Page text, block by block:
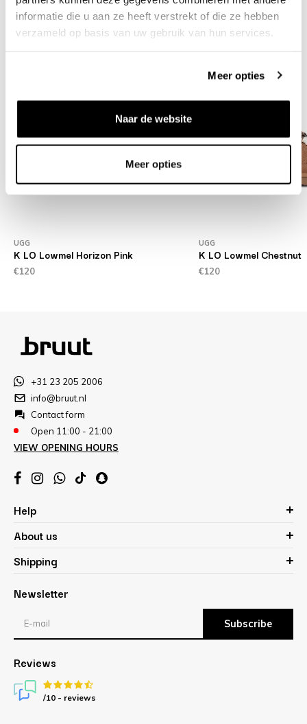
informatie die u aan ze heeft verstrekt of die ze hebben
verzameld op basis van uw gebruik van hun services.
Meer opties
Naar de website
Meer opties
Related products
UGG
K LO Lowmel Horizon Pink
€120
UGG
K LO Lowmel Chestnut
€120
+31 23 205 2006
info@bruut.nl
Contact form
Open 11:00 - 21:00
VIEW OPENING HOURS
Help
About us
Shipping
Newsletter
Subscribe
Reviews
/10 - reviews